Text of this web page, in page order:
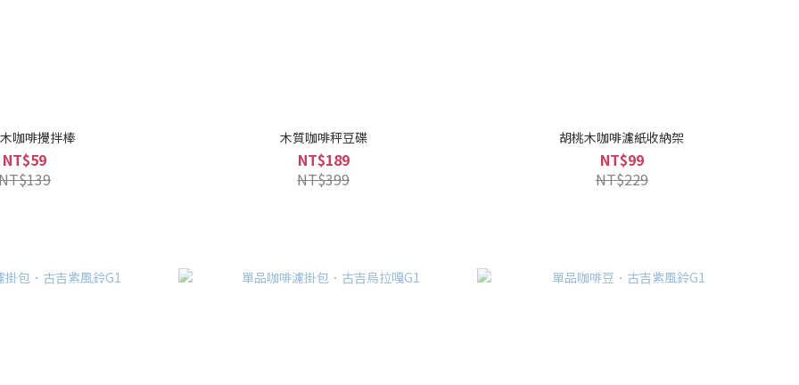
咖啡攪拌棒
NT$59
木質咖啡秤豆碟
NT$189
NT$399
胡桃木咖啡濾紙收納架
NT$99
NT$229